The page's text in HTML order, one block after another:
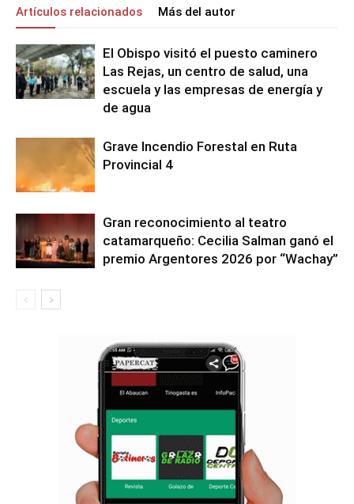
Artículos relacionados Más del autor
El Obispo visitó el puesto caminero
Las Rejas, un centro de salud, una
escuela y las empresas de energía y
de agua
Grave Incendio Forestal en Ruta
Provincial 4
Gran reconocimiento al teatro
catamarqueño: Cecilia Salman ganó el
premio Argentores 2026 por “Wachay”